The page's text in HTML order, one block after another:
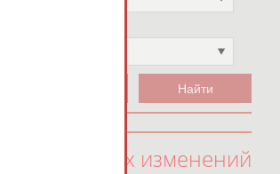
100 последних изменений